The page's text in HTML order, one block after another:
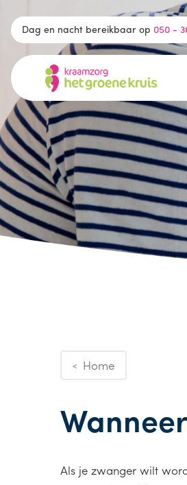
Dag en nacht bereikbaar op 050 -
< Home
Als je zwanger wilt